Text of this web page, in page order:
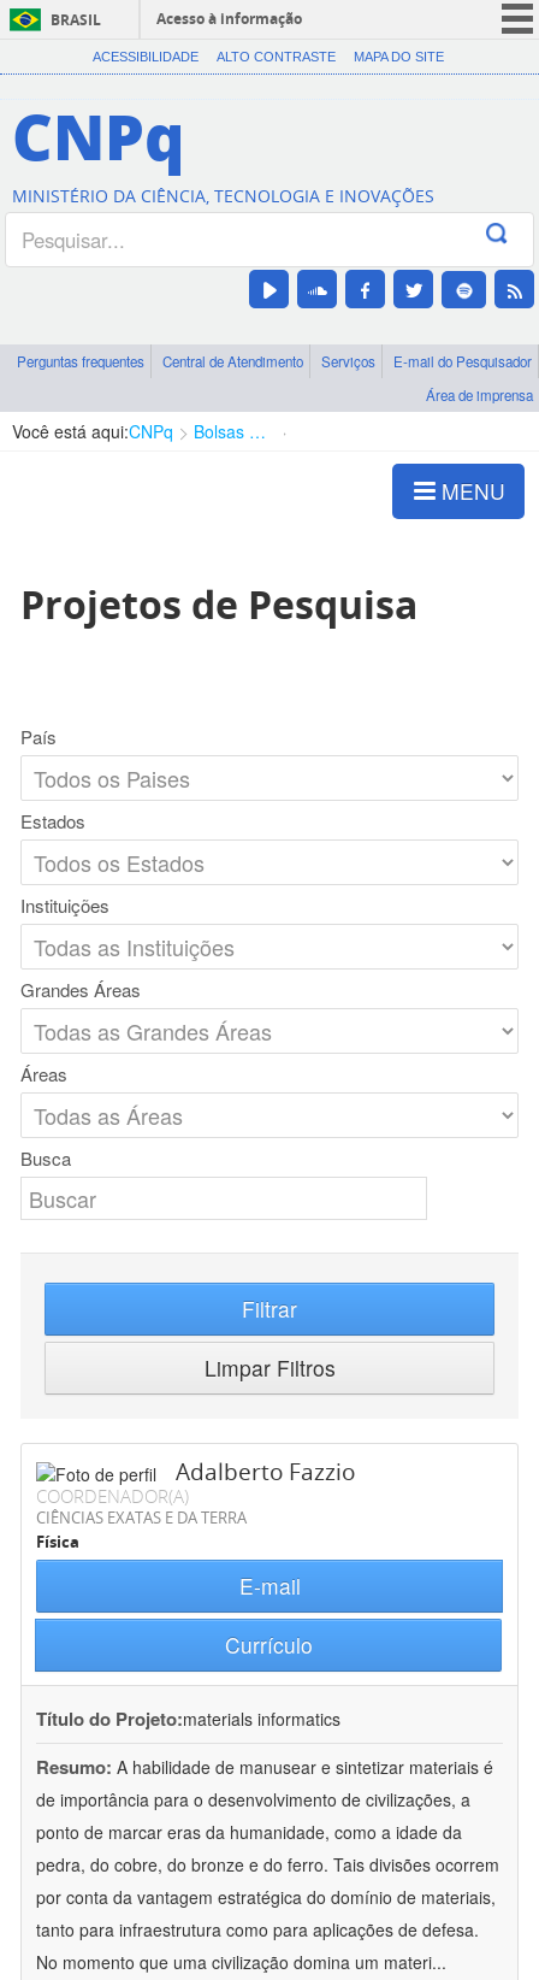
BRASIL
Acesso à informação
CORONAVÍRUS (COVID-19)
Canais
ACESSIBILIDADE ALTO CONTRASTE MAPA DO SITE
CNPq
MINISTÉRIO DA CIÊNCIA, TECNOLOGIA E INOVAÇÕES
Perguntas frequentes Central de Atendimento Serviços
E-mail do Pesquisador
Área de imprensa
Você está aqui:CNPq Bolsas e Auxílios Vigentes
MENU
Projetos de Pesquisa
País
Estados
Instituições
Grandes Áreas
Áreas
Busca
Filtrar
Limpar Filtros
Adalberto Fazzio
COORDENADOR(A)
CIÊNCIAS EXATAS E DA TERRA
Física
E-mail
Currículo
Título do Projeto:materials informatics
Resumo: A habilidade de manusear e sintetizar materiais é
de importância para o desenvolvimento de civilizações, a
ponto de marcar eras da humanidade, como a idade da
pedra, do cobre, do bronze e do ferro. Tais divisões ocorrem
por conta da vantagem estratégica do domínio de materiais,
tanto para infraestrutura como para aplicações de defesa.
No momento que uma civilização domina um materi...